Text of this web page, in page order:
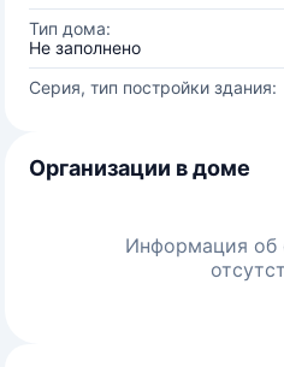
Тип дома:
Не заполнено
Серия, тип постройки здания:
Организации в доме
Информация об